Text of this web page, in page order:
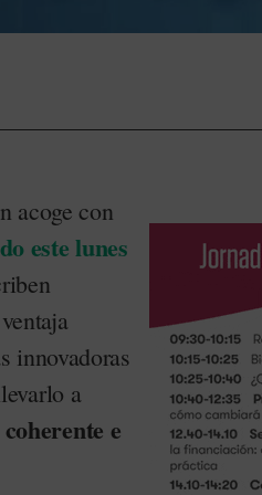
acoge con
este lunes
innovadoras
a
e